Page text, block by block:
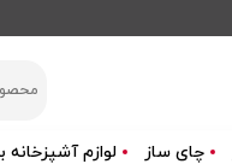
چای ساز لوازم آشپزخانه